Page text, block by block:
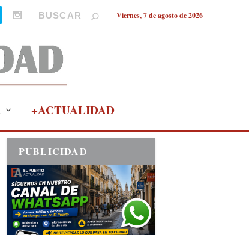
Viernes, 7 de agosto de 2026
+ACTUALIDAD
PUBLICIDAD